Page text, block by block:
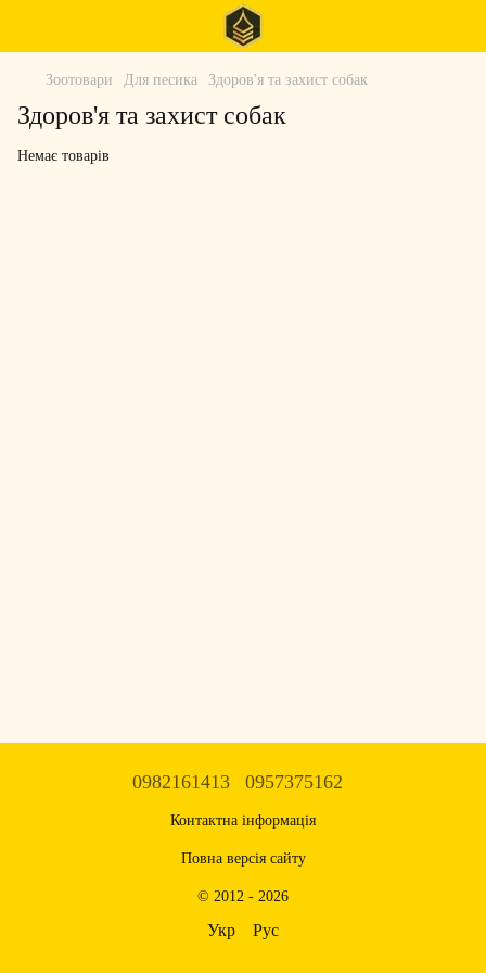
Зоотовари Для песика Здоров'я та захист собак
Здоров'я та захист собак
Немає товарів
0982161413 0957375162
Контактна інформація
Повна версія сайту
© 2012 - 2026
Укр Рус